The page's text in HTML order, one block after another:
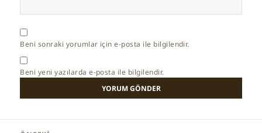
Beni sonraki yorumlar için e-posta ile bilgilendir.
Beni yeni yazılarda e-posta ile bilgilendir.